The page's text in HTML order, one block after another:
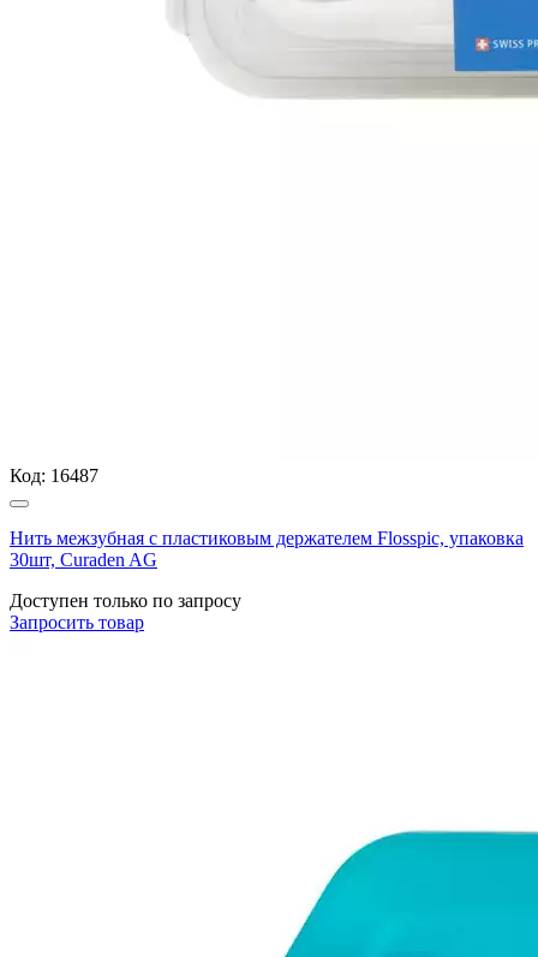
Код: 16487
Нить межзубная с пластиковым держателем Flosspic, упаковка
30шт, Curaden AG
Доступен только по запросу
Запросить товар